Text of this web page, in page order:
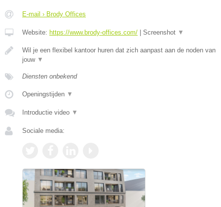
E-mail › Brody Offices
Website: https://www.brody-offices.com/ | Screenshot ▼
Wil je een flexibel kantoor huren dat zich aanpast aan de noden van
jouw ▼
Diensten onbekend
Openingstijden ▼
Introductie video ▼
Sociale media: